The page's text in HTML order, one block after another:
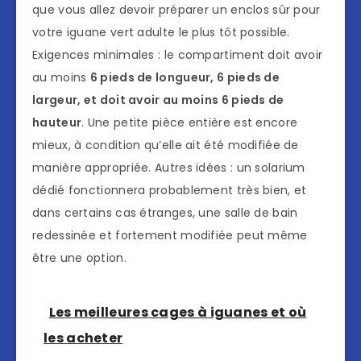
que vous allez devoir préparer un enclos sûr pour
votre iguane vert adulte le plus tôt possible.
Exigences minimales : le compartiment doit avoir
au moins 6 pieds de longueur, 6 pieds de
largeur, et doit avoir au moins 6 pieds de
hauteur. Une petite pièce entière est encore
mieux, à condition qu’elle ait été modifiée de
manière appropriée. Autres idées : un solarium
dédié fonctionnera probablement très bien, et
dans certains cas étranges, une salle de bain
redessinée et fortement modifiée peut même
être une option.
Les meilleures cages à iguanes et où
les acheter